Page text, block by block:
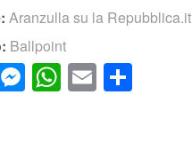
Aranzulla su la Repubblica.it
Ballpoint
Messenger
WhatsApp
Email